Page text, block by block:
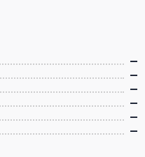
—
—
—
—
—
—